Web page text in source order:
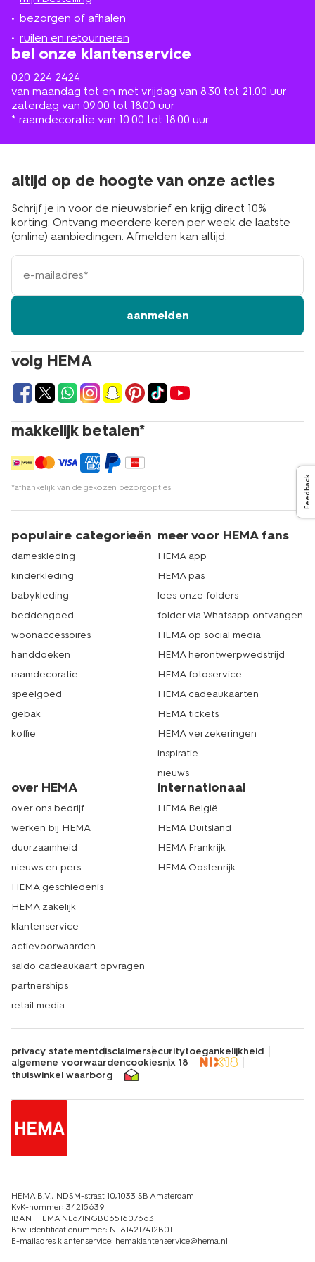
Feedback
bezorgen of afhalen
ruilen en retourneren
bel onze klantenservice
020 224 2424
van maandag tot en met vrijdag van 8.30 tot 21.00 uur
zaterdag van 09.00 tot 18.00 uur
* raamdecoratie van 10.00 tot 18.00 uur
in
de
buurt
volg HEMA
makkelijk betalen*
*afhankelijk van de gekozen bezorgopties
altijd op de hoogte van onze acties
Schrijf je in voor de nieuwsbrief en krijg direct 10%
korting. Ontvang meerdere keren per week de laatste
(online) aanbiedingen. Afmelden kan altijd.
e-
mailadres
aanmelden
populaire categorieën
dameskleding
kinderkleding
babykleding
beddengoed
woonaccessoires
handdoeken
raamdecoratie
speelgoed
gebak
koffie
meer voor HEMA fans
HEMA app
HEMA pas
lees onze folders
folder via Whatsapp ontvangen
HEMA op social media
HEMA herontwerpwedstrijd
HEMA fotoservice
HEMA cadeaukaarten
HEMA tickets
HEMA verzekeringen
inspiratie
nieuws
over HEMA
over ons bedrijf
werken bij HEMA
duurzaamheid
nieuws en pers
HEMA geschiedenis
HEMA zakelijk
klantenservice
actievoorwaarden
saldo cadeaukaart opvragen
partnerships
retail media
internationaal
HEMA België
HEMA Duitsland
HEMA Frankrijk
HEMA Oostenrijk
privacy statementdisclaimersecuritytoegankelijkheid
algemene voorwaardencookiesnix 18
thuiswinkel waarborg
HEMA B.V., NDSM-straat 10,1033 SB Amsterdam
KvK-nummer: 34215639
IBAN: HEMA NL67INGB0651607663
Btw-identificatienummer: NL814217412B01
E-mailadres klantenservice: hemaklantenservice@hema.nl